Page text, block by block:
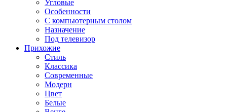
Угловые
Особенности
С компьютерным столом
Назначение
Под телевизор
Прихожие
Стиль
Классика
Современные
Модерн
Цвет
Белые